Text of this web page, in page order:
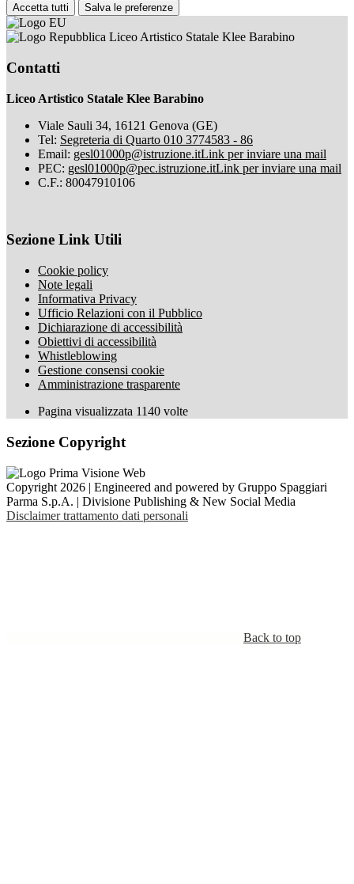
Accetta tutti Salva le preferenze
Liceo Artistico Statale Klee Barabino
Contatti
Liceo Artistico Statale Klee Barabino
Viale Sauli 34, 16121 Genova (GE)
Tel: Segreteria di Quarto 010 3774583 - 86
Email: gesl01000p@istruzione.itLink per inviare una mail
PEC: gesl01000p@pec.istruzione.itLink per inviare una mail
C.F.: 80047910106
Sezione Link Utili
Cookie policy
Note legali
Informativa Privacy
Ufficio Relazioni con il Pubblico
Dichiarazione di accessibilità
Obiettivi di accessibilità
Whistleblowing
Gestione consensi cookie
Amministrazione trasparente
Pagina visualizzata 1140 volte
Sezione Copyright
Copyright 2026 | Engineered and powered by Gruppo Spaggiari
Parma S.p.A. | Divisione Publishing & New Social Media
Disclaimer trattamento dati personali
Back to top